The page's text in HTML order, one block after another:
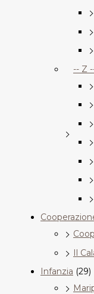
-- Z
Il
Infanzia (29)